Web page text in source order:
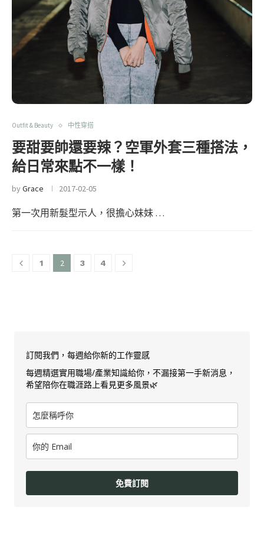
Outfit & Beauty 中性穿搭
要甜要帥還要辣？空軍外套三種搭法，
給日常來點不一樣！
byGrace 2017-02-05
第一次用新髮型示人，很擔心妹妹 …
1 2 3 4
訂閱我們，每週給你新的工作靈感
每週精選實用職場/產業知識給你，不漏接第一手新消息，
希望陪你在職涯路上看見更多風景🌿
免費訂閱